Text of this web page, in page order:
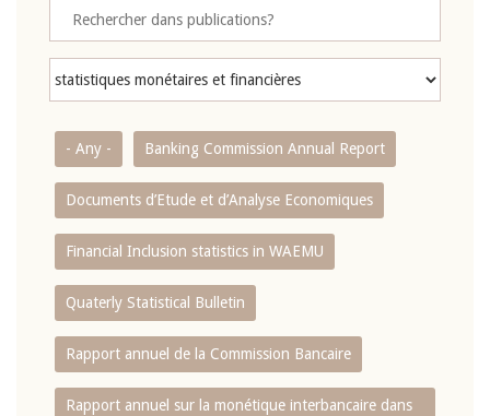
- Any - Banking Commission Annual Report
Documents d’Etude et d’Analyse Economiques
Financial Inclusion statistics in WAEMU
Quaterly Statistical Bulletin
Rapport annuel de la Commission Bancaire
Rapport annuel sur la monétique interbancaire dans